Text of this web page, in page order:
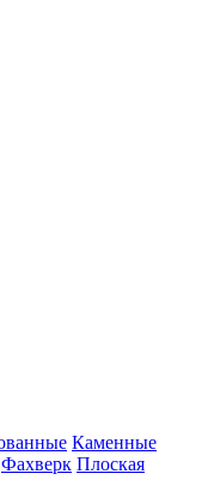
Каменные
Фахверк Плоская